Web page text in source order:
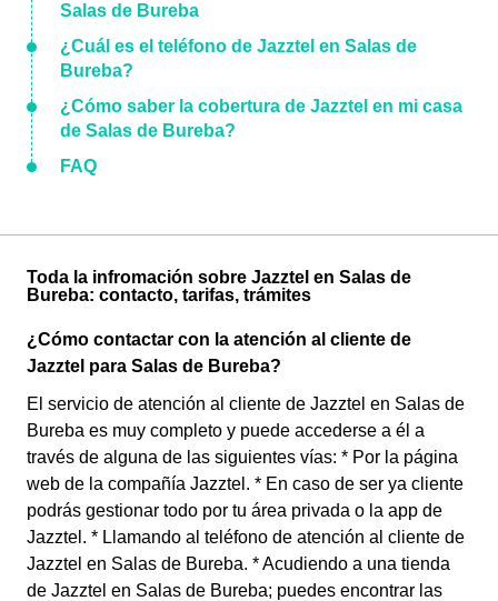
Salas de Bureba
¿Cuál es el teléfono de Jazztel en Salas de
Bureba?
¿Cómo saber la cobertura de Jazztel en mi casa
de Salas de Bureba?
FAQ
Toda la infromación sobre Jazztel en Salas de
Bureba: contacto, tarifas, trámites
¿Cómo contactar con la atención al cliente de
Jazztel para Salas de Bureba?
El servicio de atención al cliente de Jazztel en Salas de
Bureba es muy completo y puede accederse a él a
través de alguna de las siguientes vías: * Por la página
web de la compañía Jazztel. * En caso de ser ya cliente
podrás gestionar todo por tu área privada o la app de
Jazztel. * Llamando al teléfono de atención al cliente de
Jazztel en Salas de Bureba. * Acudiendo a una tienda
de Jazztel en Salas de Bureba; puedes encontrar las